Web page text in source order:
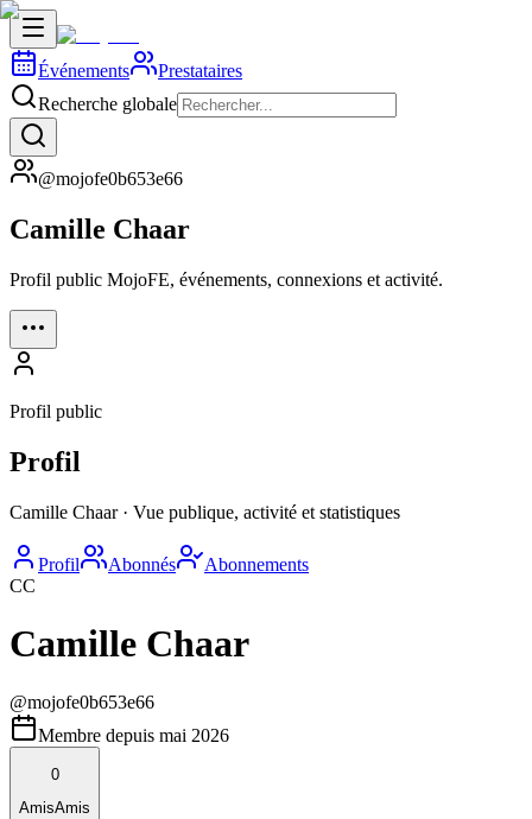
Événements
Prestataires
Recherche globale
@mojofe0b653e66
Camille Chaar
Profil public MojoFE, événements, connexions et activité.
Profil public
Profil
Camille Chaar · Vue publique, activité et statistiques
Profil Abonnés
Abonnements
CC
Camille Chaar
@mojofe0b653e66
Membre depuis mai 2026
0
AmisAmis